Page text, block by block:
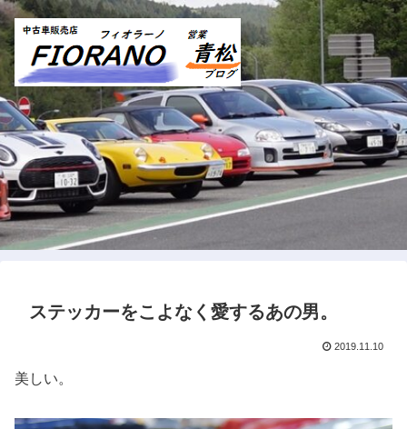
ステッカーをこよなく愛するあの男。
2019.11.10
美しい。